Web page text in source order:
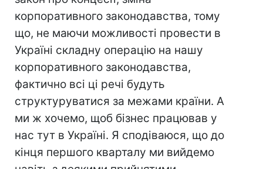
корпоративного законодавства, тому
що, не маючи можливості провести в
Україні складну операцію на нашу
корпоративного законодавства,
фактично всі ці речі будуть
структуруватися за межами країни. А
ми ж хочемо, щоб бізнес працював у
нас тут в Україні. Я сподіваюся, що до
кінця першого кварталу ми вийдемо